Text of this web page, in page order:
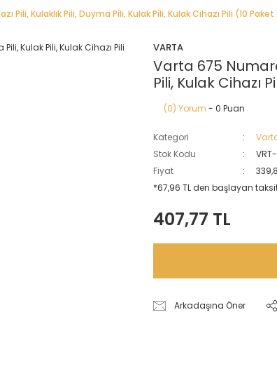
Pili, Kulaklık Pili, Duyma Pili, Kulak Pili, Kulak Cihazı Pili (10
VARTA
Varta 675
Pili, Kulak Cihazı
(0) Yorum - 0 Puan
Kategori
Stok Kodu
Fiyat
*67,96 TL den başlayan
407,77 TL
Arkadaşına Öner